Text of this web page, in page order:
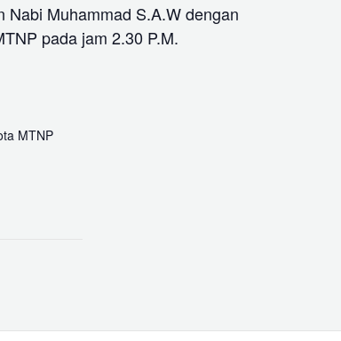
Nabi Muhammad S.A.W dengan
pada jam 2.30 P.M.
MTNP